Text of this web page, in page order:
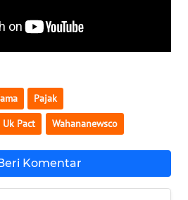
Pajak
Uk Pact Wahananewsco
Komentar